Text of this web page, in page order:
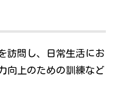
訪問し、日常生活にお
向上のための訓練など